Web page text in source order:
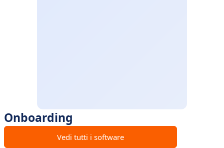
Onboarding
Vedi tutti i software